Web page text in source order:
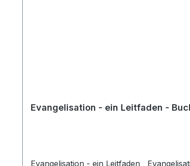
Evangelisation - ein Leitfaden -
Evangelisation - ein Leitfaden Evangelisation bedeutet, in die Welt gesandt zu sein – mit der frohen Botschaft von Jesus Christus! Der Glaube an Jesus ist ein